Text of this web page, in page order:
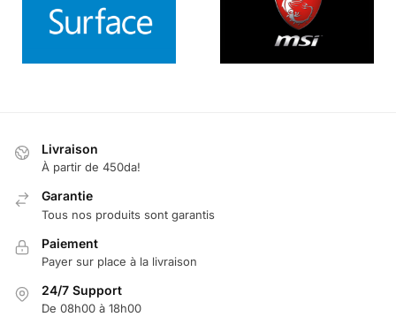
Livraison
À partir de 450da!
Garantie
Tous nos produits sont garantis
Paiement
Payer sur place à la livraison
24/7 Support
De 08h00 à 18h00